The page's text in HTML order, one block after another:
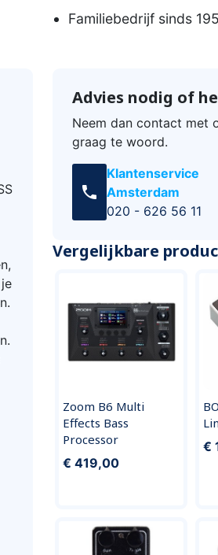
Familiebedrijf sinds
Advies nodig of
Neem dan contact met
graag te woord.
call
Klantenservice
Amsterdam
020 - 626 56 11
Vergelijkbare
Zoom B6 Multi
Effects Bass
Processor
€ 419,00
€